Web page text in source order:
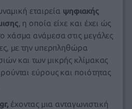
εταιρεία ψηφιακής
, η οποία είχε και έχει ώς
χάσμα ανάμεσα στις μεγάλες
με την υπερπληθώρα
και των μικρής κλίμακας
εύρους και ποιότητας
, έχοντας μια ανταγωνιστική